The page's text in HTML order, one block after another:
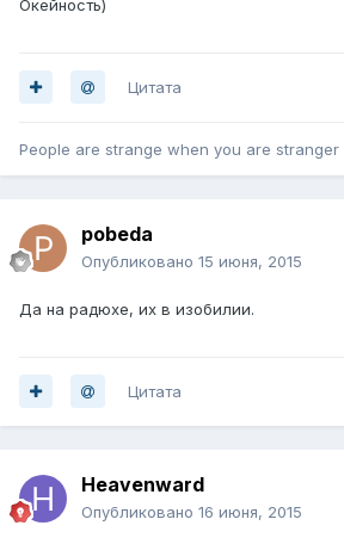
Окейность)
Цитата
People are strange when you are stranger
pobeda
Опубликовано 15 июня, 2015
Да на радюхе, их в изобилии.
Цитата
Heavenward
Опубликовано 16 июня, 2015